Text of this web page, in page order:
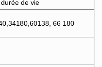
de vie
66 180